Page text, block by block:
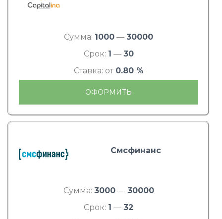
Сумма: 1000 — 30000
Срок: 1 — 30
Ставка: от 0.80 %
ОФОРМИТЬ
Смсфинанс
Сумма: 3000— 30000
Срок: 1 — 32